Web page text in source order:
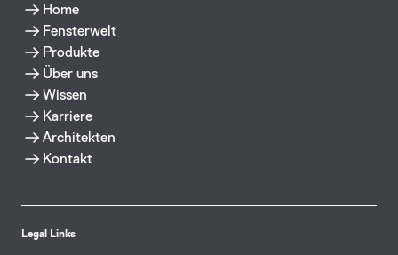
Home
Fensterwelt
Produkte
Über uns
Wissen
Karriere
Architekten
Kontakt
Legal Links